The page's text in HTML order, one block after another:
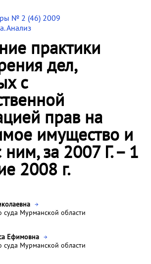
№ 2 (46) 2009
Анализ
практики
дел,
с
прав на
имущество и
за 2007 Г. – 1
2008 г.
суда Мурманской области
Ефимовна
суда Мурманской области